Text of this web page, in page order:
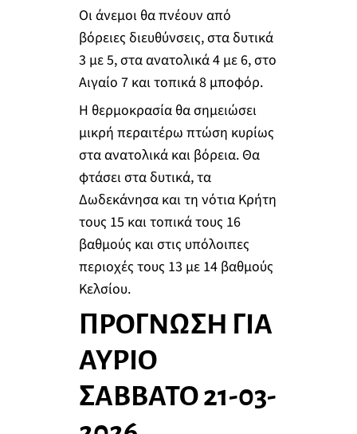
Οι άνεμοι θα πνέουν από
βόρειες διευθύνσεις, στα δυτικά
3 με 5, στα ανατολικά 4 με 6, στο
Αιγαίο 7 και τοπικά 8 μποφόρ.
Η θερμοκρασία θα σημειώσει
μικρή περαιτέρω πτώση κυρίως
στα ανατολικά και βόρεια. Θα
φτάσει στα δυτικά, τα
Δωδεκάνησα και τη νότια Κρήτη
τους 15 και τοπικά τους 16
βαθμούς και στις υπόλοιπες
περιοχές τους 13 με 14 βαθμούς
Κελσίου.
ΠΡΟΓΝΩΣΗ ΓΙΑ
ΑΥΡΙΟ
ΣΑΒΒΑΤΟ 21-03-